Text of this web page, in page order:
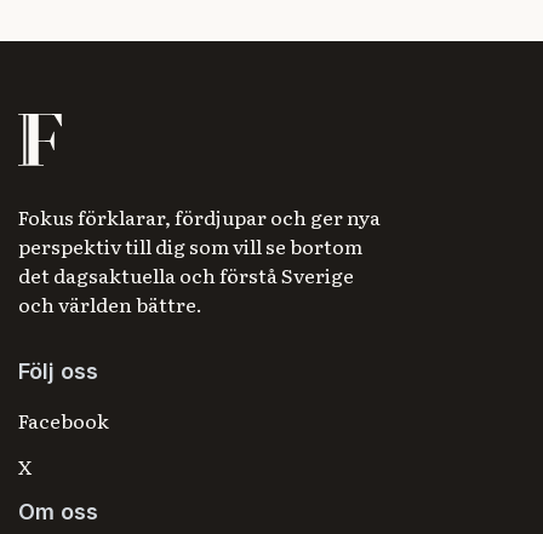
Fokus förklarar, fördjupar och ger nya
perspektiv till dig som vill se bortom
det dagsaktuella och förstå Sverige
och världen bättre.
Följ oss
Facebook
X
Om oss